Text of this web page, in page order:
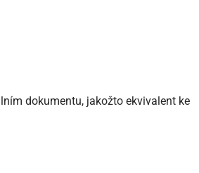
dokumentu, jakožto ekvivalent ke